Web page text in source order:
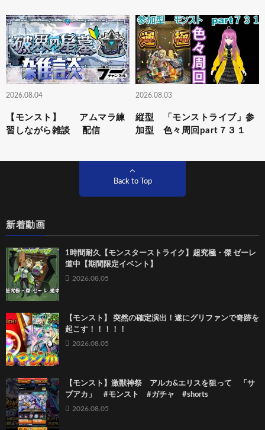
2026.08.04
【モンスト】 アムマラ練
習しながら雑談 配信
2026.08.03
縦型 「モンストライブ」参
加型 色々周回part７３１
Back to Top
新着動画
1時間耐久【モンスターストライク】超究極・傑 ゼーレ
道中【期間限定イベント】
2026.08.05
【モンスト】 突然の確定演出！遂にグリファンで奇跡を
起こす！！！！！
2026.08.05
【モンスト】激獣神祭 アルカ&エリスを狙って 「サ
ブアカ」 #モンスト #ガチャ #shorts
2026.08.05